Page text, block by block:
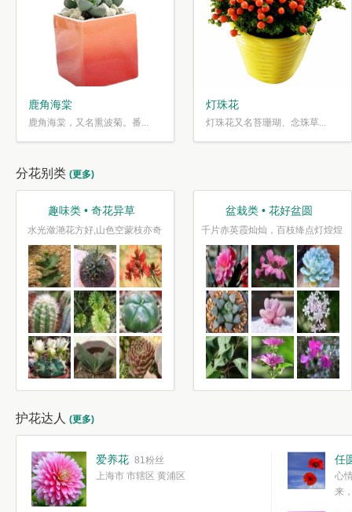
鹿角海棠
鹿角海棠，又名熏波菊。番...
灯珠花
灯珠花又名苔珊瑚、念珠草...
分花别类 (更多)
趣味类 • 奇花异草
水光潋滟花方好,山色空蒙枝亦奇
盆栽类 • 花好盆圆
千片赤英霞灿灿，百枝绛点灯煌煌
护花达人 (更多)
爱养花 81粉丝
上海市 市辖区 黄浦区
任
心
来